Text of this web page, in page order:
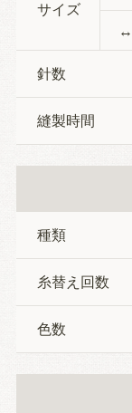
サイズ
↔
針数
縫製時間
種類
糸替え回数
色数